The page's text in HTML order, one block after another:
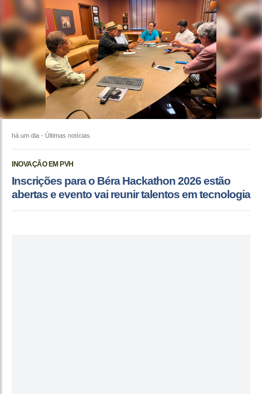
há um dia - Últimas notícias
INOVAÇÃO EM PVH
Inscrições para o Béra Hackathon 2026 estão
abertas e evento vai reunir talentos em tecnologia